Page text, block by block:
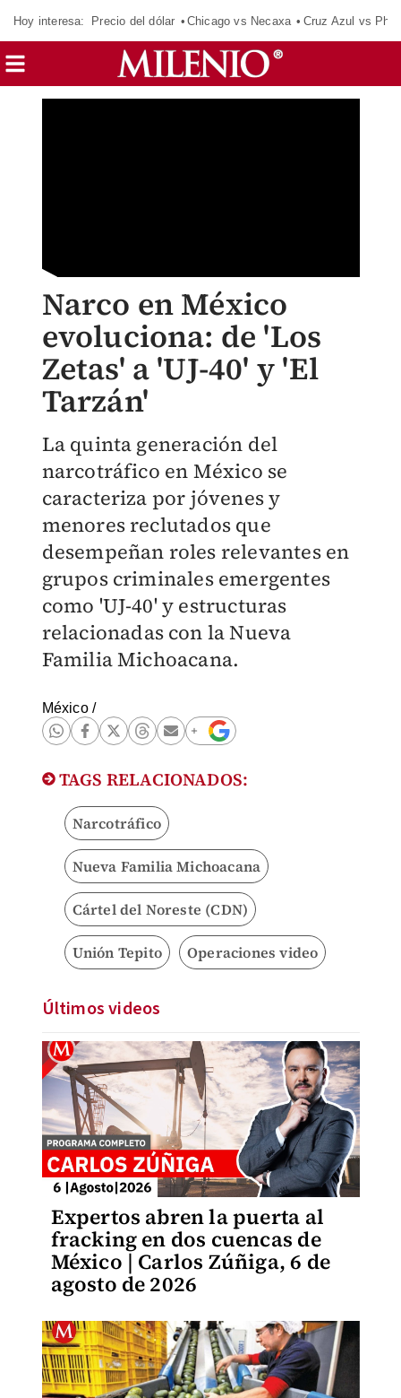
Hoy interesa: Precio del dólar Chicago vs Necaxa Cruz Azul vs
Narco en México
evoluciona: de 'Los
Zetas' a 'UJ-40' y 'El
Tarzán'
La quinta generación del
narcotráfico en México se
caracteriza por jóvenes y
menores reclutados que
desempeñan roles relevantes en
grupos criminales emergentes
como 'UJ-40' y estructuras
relacionadas con la Nueva
Familia Michoacana.
México/
TAGS RELACIONADOS:
Narcotráfico
Nueva Familia Michoacana
Cártel del Noreste (CDN)
Unión Tepito Operaciones video
Últimos videos
Expertos abren la puerta al
fracking en dos cuencas de
México | Carlos Zúñiga, 6 de
agosto de 2026